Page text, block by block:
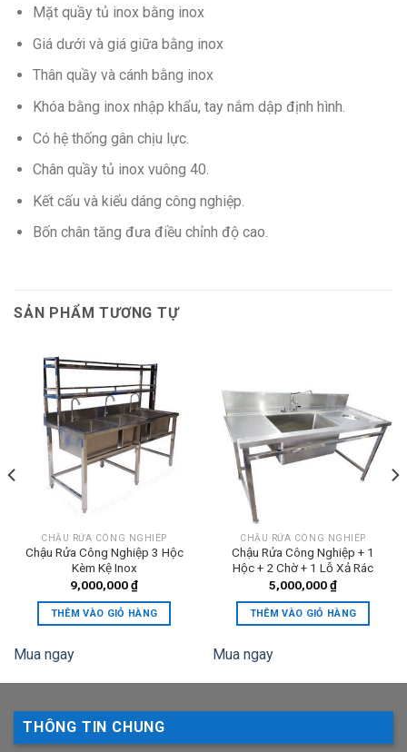
Mặt quầy tủ inox bằng inox
Giá dưới và giá giữa bằng inox
Thân quầy và cánh bằng inox
Khóa bằng inox nhập khẩu, tay nắm dập định hình.
Có hệ thống gân chịu lực.
Chân quầy tủ inox vuông 40.
Kết cấu và kiểu dáng công nghiệp.
Bốn chân tăng đưa điều chỉnh độ cao.
SẢN PHẨM TƯƠNG TỰ
CHẬU RỬA CÔNG NGHIÊP
Chậu Rửa Công Nghiệp 3 Hộc
Kèm Kệ Inox
9,000,000₫
THÊM VÀO GIỎ HÀNG
Mua ngay
CHẬU RỬA CÔNG NGHIÊP
Chậu Rửa Công Nghiệp + 1
Hộc + 2 Chờ + 1 Lỗ Xả Rác
5,000,000₫
THÊM VÀO GIỎ HÀNG
Mua ngay
THÔNG TIN CHUNG